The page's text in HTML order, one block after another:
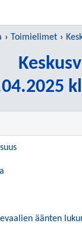
Toimielimet
äänten